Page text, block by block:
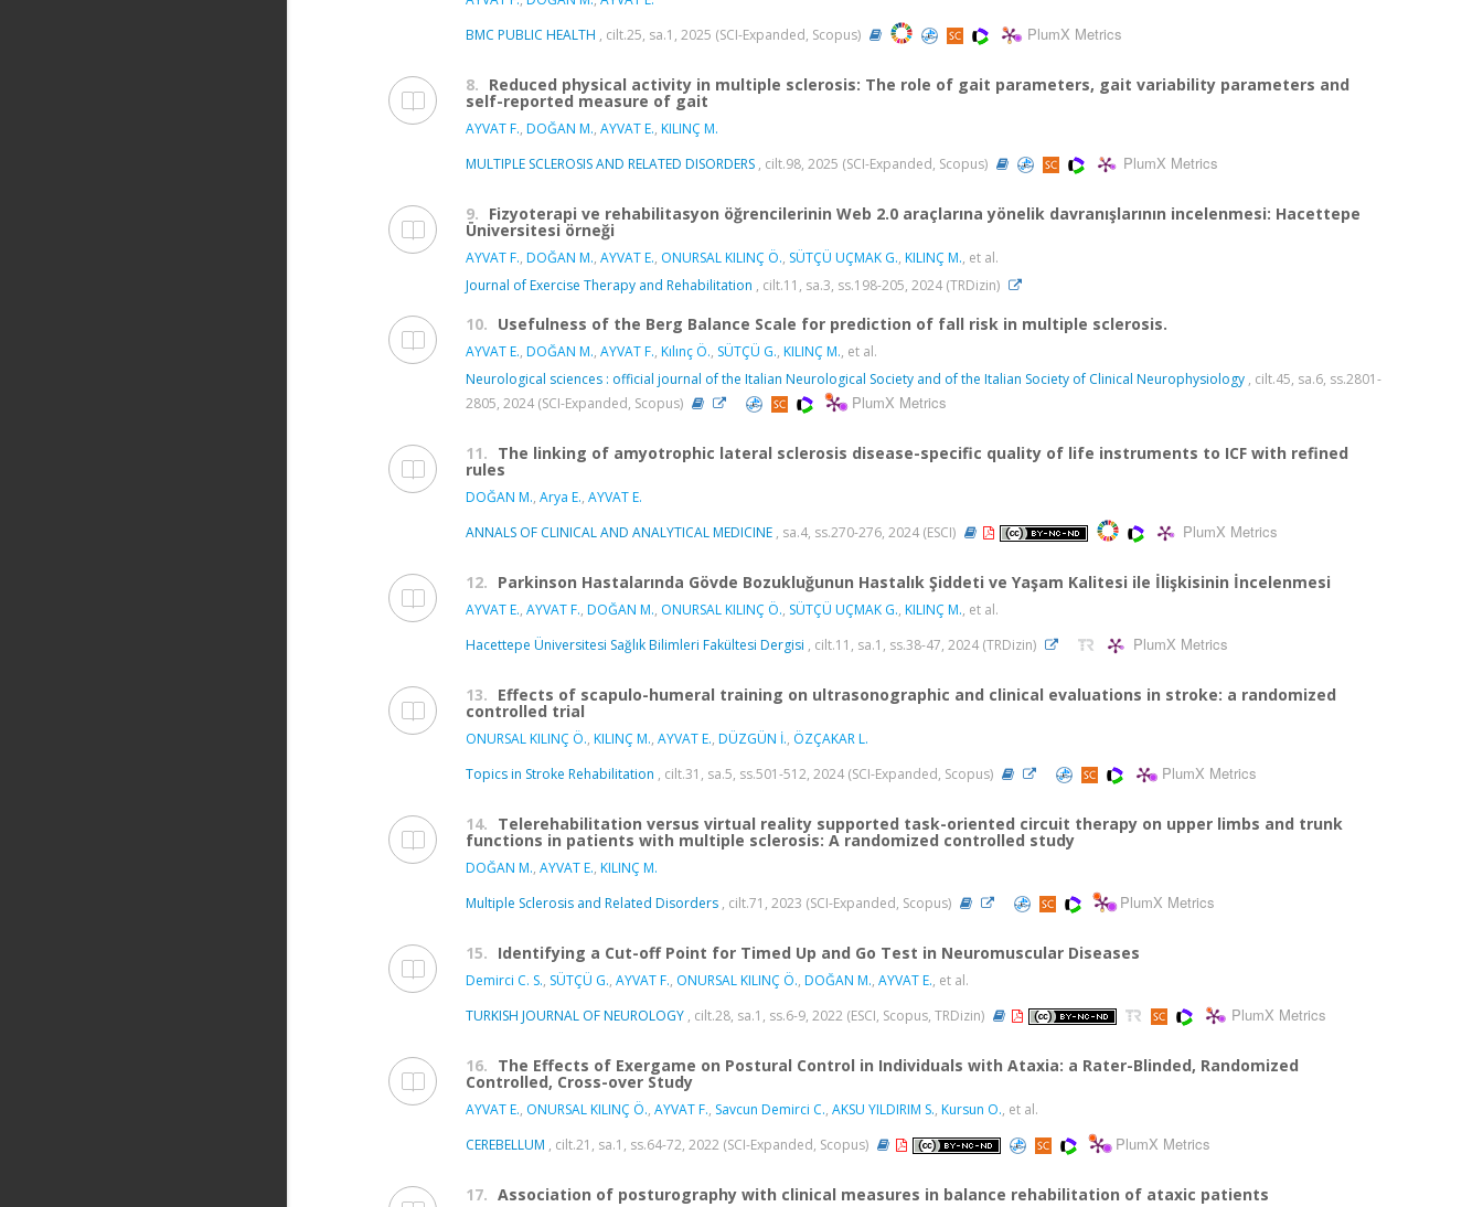
BMC PUBLIC HEALTH , cilt.25, sa.1, 2025 (SCI-Expanded, Scopus) PlumX Metrics
8. Reduced physical activity in multiple sclerosis: The role of gait parameters, gait variability parameters and
self-reported measure of gait
AYVAT F., DOĞAN M., AYVAT E., KILINÇ M.
MULTIPLE SCLEROSIS AND RELATED DISORDERS , cilt.98, 2025 (SCI-Expanded, Scopus) PlumX Metrics
9. Fizyoterapi ve rehabilitasyon öğrencilerinin Web 2.0 araçlarına yönelik davranışlarının incelenmesi: Hacettepe
Üniversitesi örneği
AYVAT F., DOĞAN M., AYVAT E., ONURSAL KILINÇ Ö., SÜTÇÜ UÇMAK G., KILINÇ M., et al.
Journal of Exercise Therapy and Rehabilitation , cilt.11, sa.3, ss.198-205, 2024 (TRDizin)
10. Usefulness of the Berg Balance Scale for prediction of fall risk in multiple sclerosis.
AYVAT E., DOĞAN M., AYVAT F., Kılınç Ö., SÜTÇÜ G., KILINÇ M., et al.
Neurological sciences : official journal of the Italian Neurological Society and of the Italian Society of Clinical Neurophysiology , cilt.45, sa.6, ss.2801-
2805, 2024 (SCI-Expanded, Scopus)
PlumX Metrics
11. The linking of amyotrophic lateral sclerosis disease-specific quality of life instruments to ICF with refined
rules
DOĞAN M., Arya E., AYVAT E.
ANNALS OF CLINICAL AND ANALYTICAL MEDICINE , sa.4, ss.270-276, 2024 (ESCI) PlumX Metrics
12. Parkinson Hastalarında Gövde Bozukluğunun Hastalık Şiddeti ve Yaşam Kalitesi ile İlişkisinin İncelenmesi
AYVAT E., AYVAT F., DOĞAN M., ONURSAL KILINÇ Ö., SÜTÇÜ UÇMAK G., KILINÇ M., et al.
Hacettepe Üniversitesi Sağlık Bilimleri Fakültesi Dergisi , cilt.11, sa.1, ss.38-47, 2024 (TRDizin) PlumX Metrics
13. Effects of scapulo-humeral training on ultrasonographic and clinical evaluations in stroke: a randomized
controlled trial
ONURSAL KILINÇ Ö., KILINÇ M., AYVAT E., DÜZGÜN İ., ÖZÇAKAR L.
Topics in Stroke Rehabilitation , cilt.31, sa.5, ss.501-512, 2024 (SCI-Expanded, Scopus) PlumX Metrics
14. Telerehabilitation versus virtual reality supported task-oriented circuit therapy on upper limbs and trunk
functions in patients with multiple sclerosis: A randomized controlled study
DOĞAN M., AYVAT E., KILINÇ M.
Multiple Sclerosis and Related Disorders , cilt.71, 2023 (SCI-Expanded, Scopus) PlumX Metrics
15. Identifying a Cut-off Point for Timed Up and Go Test in Neuromuscular Diseases
Demirci C. S., SÜTÇÜ G., AYVAT F., ONURSAL KILINÇ Ö., DOĞAN M., AYVAT E., et al.
TURKISH JOURNAL OF NEUROLOGY , cilt.28, sa.1, ss.6-9, 2022 (ESCI, Scopus, TRDizin) PlumX Metrics
16. The Effects of Exergame on Postural Control in Individuals with Ataxia: a Rater-Blinded, Randomized
Controlled, Cross-over Study
AYVAT E., ONURSAL KILINÇ Ö., AYVAT F., Savcun Demirci C., AKSU YILDIRIM S., Kursun O., et al.
CEREBELLUM , cilt.21, sa.1, ss.64-72, 2022 (SCI-Expanded, Scopus) PlumX Metrics
17. Association of posturography with clinical measures in balance rehabilitation of ataxic patients